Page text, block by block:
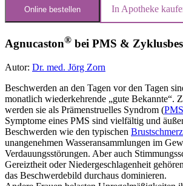
Online bestellen In Apotheke
Agnucaston® bei PMS &
Autor: Dr. med. Jörg Zorn
Beschwerden an den Tagen vor den Tagen
monatlich wiederkehrende „gute Bekannte“.
werden sie als Prämenstruelles Syndrom (PMS
Symptome eines PMS sind vielfältig und
Beschwerden wie den typischen
unangenehmen Wasseransammlungen im
Verdauungsstörungen. Aber auch
Gereiztheit oder Niedergeschlagenheit
das Beschwerdebild durchaus dominieren.